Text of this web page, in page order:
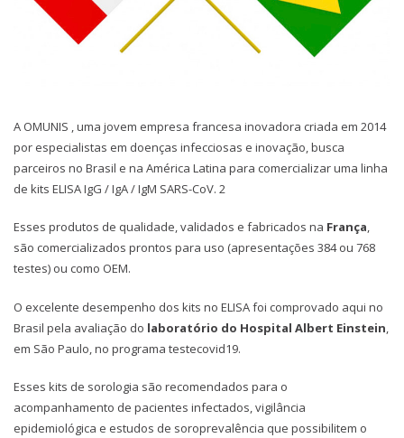
A OMUNIS , uma jovem empresa francesa inovadora criada em 2014
por especialistas em doenças infecciosas e inovação, busca
parceiros no Brasil e na América Latina para comercializar uma linha
de kits ELISA IgG / IgA / IgM SARS-CoV. 2
Esses produtos de qualidade, validados e fabricados na França,
são comercializados prontos para uso (apresentações 384 ou 768
testes) ou como OEM.
O excelente desempenho dos kits no ELISA foi comprovado aqui no
Brasil pela avaliação do laboratório do Hospital Albert Einstein,
em São Paulo, no programa testecovid19.
Esses kits de sorologia são recomendados para o
acompanhamento de pacientes infectados, vigilância
epidemiológica e estudos de soroprevalência que possibilitem o